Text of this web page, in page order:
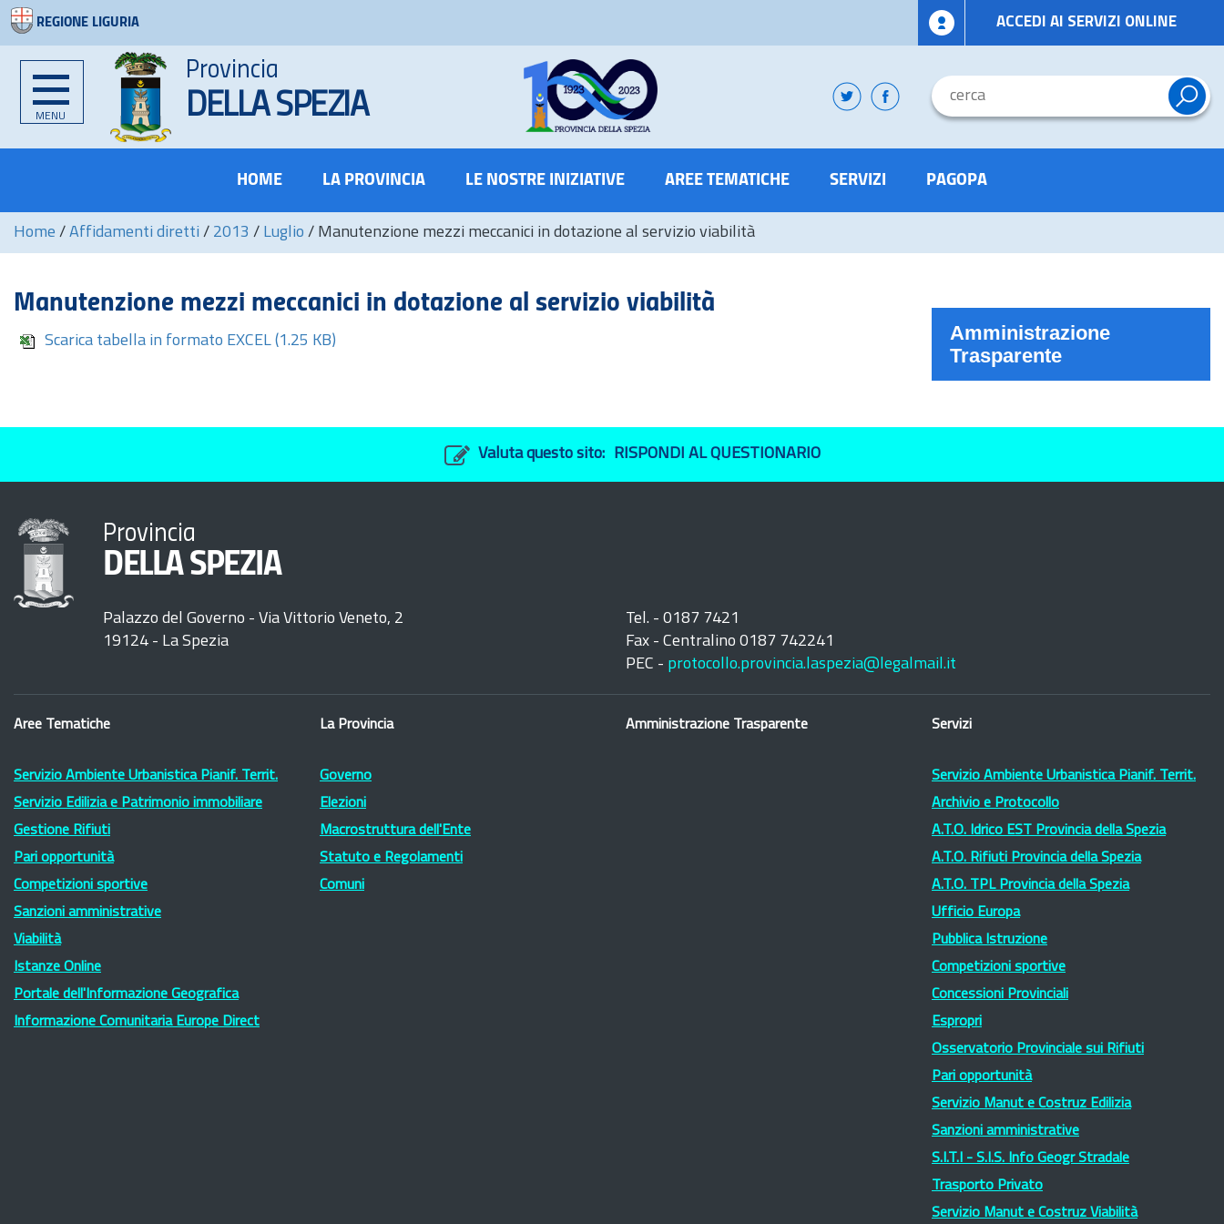
REGIONE LIGURIA ACCEDI AI SERVIZI ONLINE
MENU
Provincia
DELLA SPEZIA
HOME LA PROVINCIA LE NOSTRE INIZIATIVE AREE TEMATICHE SERVIZI PAGOPA
Home / Affidamenti diretti / 2013 / Luglio / Manutenzione mezzi meccanici in dotazione al servizio viabilità
Manutenzione mezzi meccanici in dotazione al servizio viabilità
Scarica tabella in formato EXCEL (1.25 KB)
Amministrazione
Trasparente
Valuta questo sito: RISPONDI AL QUESTIONARIO
Provincia
DELLA SPEZIA
Palazzo del Governo - Via Vittorio Veneto, 2
19124 - La Spezia
Tel. - 0187 7421
Fax - Centralino 0187 742241
PEC - protocollo.provincia.laspezia@legalmail.it
Aree Tematiche
Servizio Ambiente Urbanistica Pianif. Territ.
Servizio Edilizia e Patrimonio immobiliare
Gestione Rifiuti
Pari opportunità
Competizioni sportive
Sanzioni amministrative
Viabilità
Istanze Online
Portale dell'Informazione Geografica
Informazione Comunitaria Europe Direct
La Provincia
Governo
Elezioni
Macrostruttura dell'Ente
Statuto e Regolamenti
Comuni
Amministrazione Trasparente Servizi
Servizio Ambiente Urbanistica Pianif. Territ.
Archivio e Protocollo
A.T.O. Idrico EST Provincia della Spezia
A.T.O. Rifiuti Provincia della Spezia
A.T.O. TPL Provincia della Spezia
Ufficio Europa
Pubblica Istruzione
Competizioni sportive
Concessioni Provinciali
Espropri
Osservatorio Provinciale sui Rifiuti
Pari opportunità
Servizio Manut e Costruz Edilizia
Sanzioni amministrative
S.I.T.I - S.I.S. Info Geogr Stradale
Trasporto Privato
Servizio Manut e Costruz Viabilità